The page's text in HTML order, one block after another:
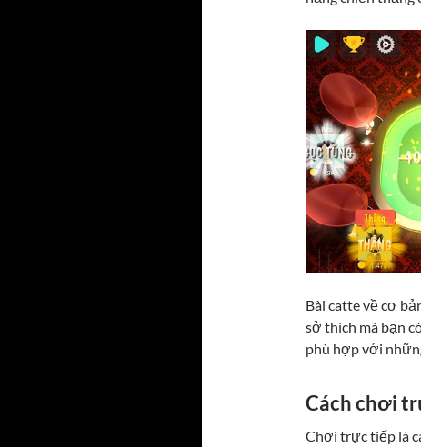
Bài catte về cơ
sở thích mà bạn
phù hợp với
Cách chơi
Chơi trực tiếp là